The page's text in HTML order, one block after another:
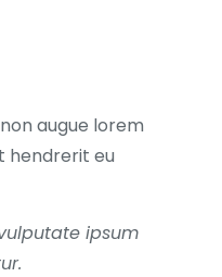
augue lorem
hendrerit eu
ipsum